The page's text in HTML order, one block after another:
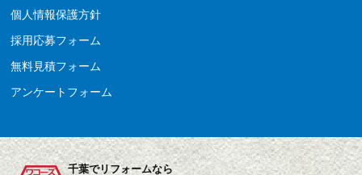
個人情報保護方針
採用応募フォーム
無料見積フォーム
アンケートフォーム
千葉でリフォームなら